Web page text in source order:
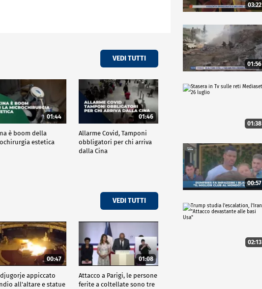
VEDI TUTTI
01:44
è boom della
estetica
01:46
Allarme Covid, Tamponi
obbligatori per chi arriva
dalla Cina
VEDI TUTTI
00:47
appiccato
all'altare e statue
01:08
Attacco a Parigi, le persone
ferite a coltellate sono tre
03:22
01:56
01:38
00:57
02:13